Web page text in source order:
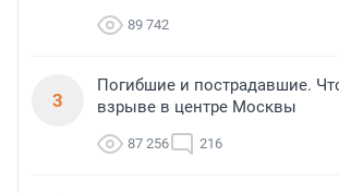
89 742
3
Погибшие и пострадавшие.
взрыве в центре Москвы
87 256 216